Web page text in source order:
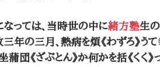
なっては、当時世の中に緒方塾生
年の三月、熱病を煩《わずろ》うて
蒲団《ざぶとん》か何かを括《くく